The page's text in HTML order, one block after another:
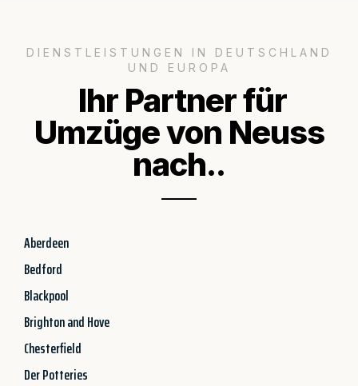
DIENSTLEISTUNGEN IN DEUTSCHLAND
UND EUROPA
Ihr Partner für
Umzüge von Neuss
nach..
Aberdeen
Bedford
Blackpool
Brighton and Hove
Chesterfield
Der Potteries